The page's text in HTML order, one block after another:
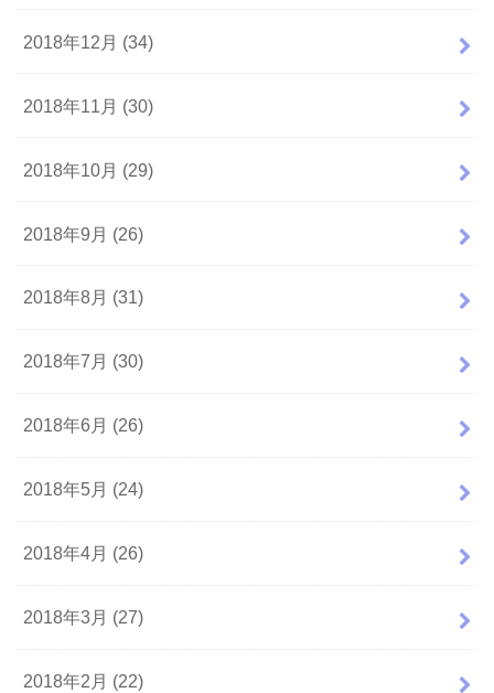
2018年12月 (34)
2018年11月 (30)
2018年10月 (29)
2018年9月 (26)
2018年8月 (31)
2018年7月 (30)
2018年6月 (26)
2018年5月 (24)
2018年4月 (26)
2018年3月 (27)
2018年2月 (22)